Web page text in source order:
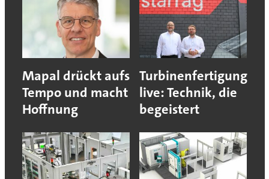
Mapal drückt aufs
Tempo und macht
Hoffnung
Turbinenfertigung
live: Technik, die
begeistert